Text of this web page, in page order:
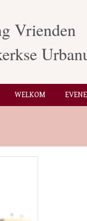
Vrienden
WELKOM